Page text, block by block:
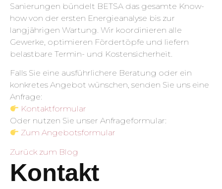
Sanierungen bündelt BETSA das gesamte Know-
how von der ersten Energieanalyse bis zur
langjährigen Wartung. Wir koordinieren alle
Gewerke, optimieren Fördertöpfe und liefern
belastbare Termin- und Kostensicherheit.
Falls Sie eine ausführlichere Beratung oder ein
konkretes Angebot wünschen, senden Sie uns eine
Anfrage:
Kontaktformular
Oder nutzen Sie unser Anfrageformular:
Zum Angebotsformular
Zurück zum Blog
Kontakt